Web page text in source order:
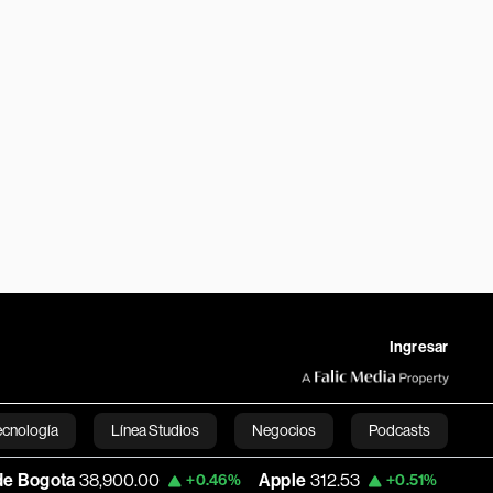
Ingresar
Línea Studios Negocios Podcasts
English+0.46% Apple 312.53 +0.51% USD COP